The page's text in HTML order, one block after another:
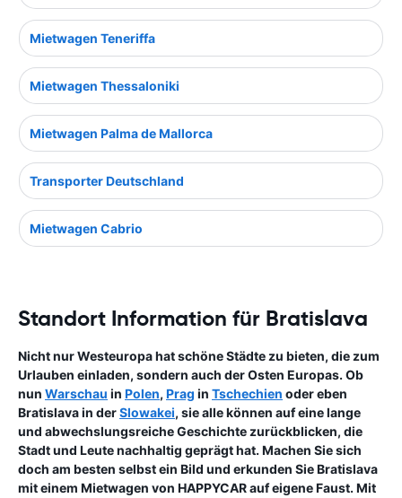
Mietwagen Teneriffa
Mietwagen Thessaloniki
Mietwagen Palma de Mallorca
Transporter Deutschland
Mietwagen Cabrio
Standort Information für Bratislava
Nicht nur Westeuropa hat schöne Städte zu bieten, die zum
Urlauben einladen, sondern auch der Osten Europas. Ob
nun Warschau in Polen, Prag in Tschechien oder eben
Bratislava in derSlowakei, sie alle können auf eine lange
und abwechslungsreiche Geschichte zurückblicken, die
Stadt und Leute nachhaltig geprägt hat. Machen Sie sich
doch am besten selbst ein Bild und erkunden Sie Bratislava
mit einem Mietwagen von HAPPYCAR auf eigene Faust. Mit